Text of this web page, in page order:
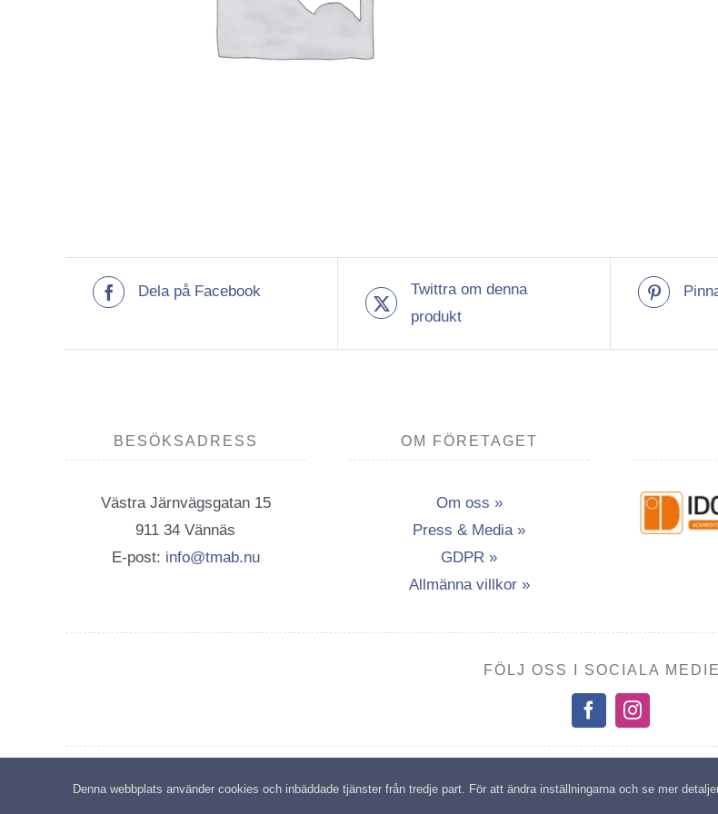
Dela på Facebook
Twittra om denna
produkt
BESÖKSADRESS
Västra Järnvägsgatan 15
911 34 Vännäs
E-post: info@tmab.nu
OM FÖRETAGET
Om oss »
Press & Media »
GDPR »
Allmänna villkor »
FÖLJ OSS I SOCIALA
Copyright: Transport- & Miljöutbildning i Vännäsby AB
Denna webbplats använder cookies och inbäddade tjänster från tredje part. För att ändra inställningarna och se mer